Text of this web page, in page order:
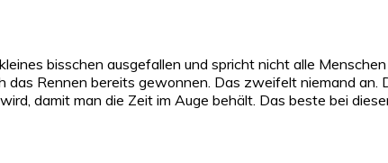
bisschen ausgefallen und spricht nicht alle
Rennen bereits gewonnen. Das zweifelt niemand
damit man die Zeit im Auge behält. Das beste bei